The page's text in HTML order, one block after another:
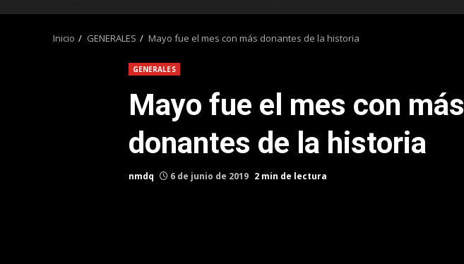
Inicio GENERALES Mayo fue el mes con más donantes de la historia
GENERALES
Mayo fue el mes con más
donantes de la historia
nmdq 6 de junio de 2019 2 min de lectura